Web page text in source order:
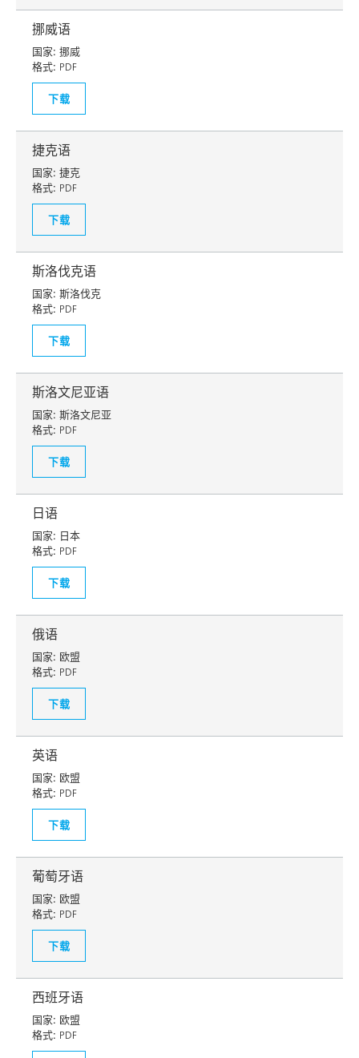
挪威语
国家: 挪威
格式: PDF
下载
捷克语
国家: 捷克
格式: PDF
下载
斯洛伐克语
国家: 斯洛伐克
格式: PDF
下载
斯洛文尼亚语
国家: 斯洛文尼亚
格式: PDF
下载
日语
国家: 日本
格式: PDF
下载
俄语
国家: 欧盟
格式: PDF
下载
英语
国家: 欧盟
格式: PDF
下载
葡萄牙语
国家: 欧盟
格式: PDF
下载
西班牙语
国家: 欧盟
格式: PDF